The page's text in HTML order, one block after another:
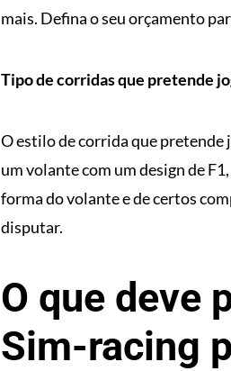
mais. Defina o seu orçamento
Tipo de corridas que pretende
O estilo de corrida que pretende
um volante com um design de
forma do volante e de certos
disputar.
O que deve
Sim-racing